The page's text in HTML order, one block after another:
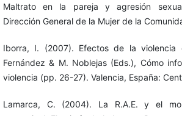
Maltrato en la pareja y agresión
Dirección General de la Mujer de la
Iborra, I. (2007). Efectos de la violencia
Fernández & M. Noblejas (Eds.), Cómo
violencia (pp. 26-27). Valencia, España:
Lamarca, C. (2004). La R.A.E. y el